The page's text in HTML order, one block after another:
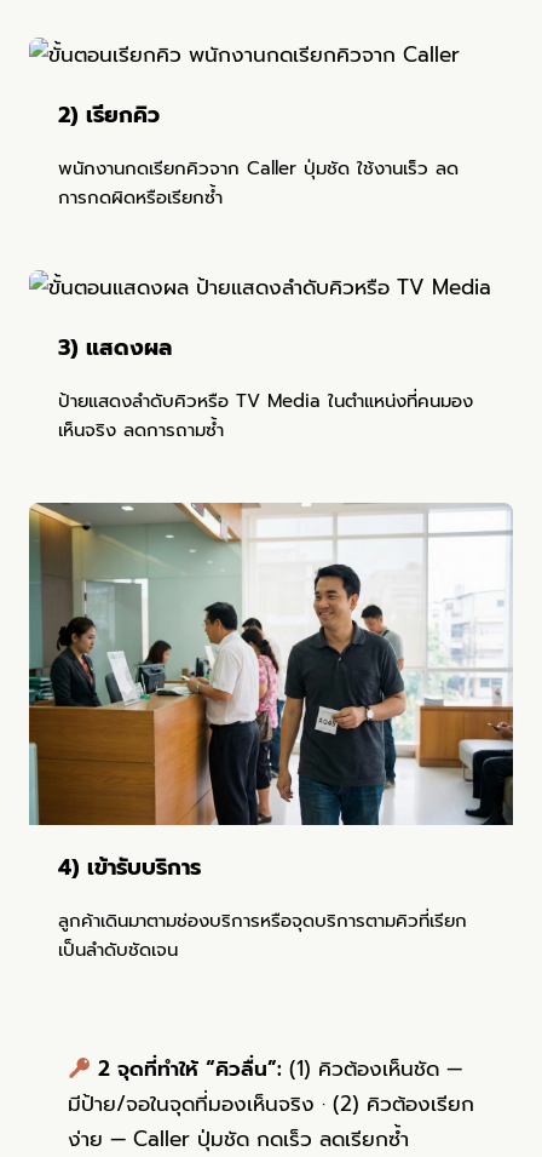
2) เรียกคิว
พนักงานกดเรียกคิวจาก Caller ปุ่มชัด ใช้งานเร็ว ลด
การกดผิดหรือเรียกซ้ำ
3) แสดงผล
ป้ายแสดงลำดับคิวหรือ TV Media ในตำแหน่งที่คนมอง
เห็นจริง ลดการถามซ้ำ
4) เข้ารับบริการ
ลูกค้าเดินมาตามช่องบริการหรือจุดบริการตามคิวที่เรียก
เป็นลำดับชัดเจน
2 จุดที่ทำให้ “คิวลื่น”: (1) คิวต้องเห็นชัด —
มีป้าย/จอในจุดที่มองเห็นจริง · (2) คิวต้องเรียก
ง่าย — Caller ปุ่มชัด กดเร็ว ลดเรียกซ้ำ